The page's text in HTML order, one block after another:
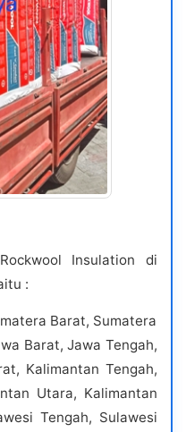
Insulation di
:
Barat, Sumatera
Barat, Jawa Tengah,
Kalimantan Tengah,
Utara, Kalimantan
Tengah, Sulawesi